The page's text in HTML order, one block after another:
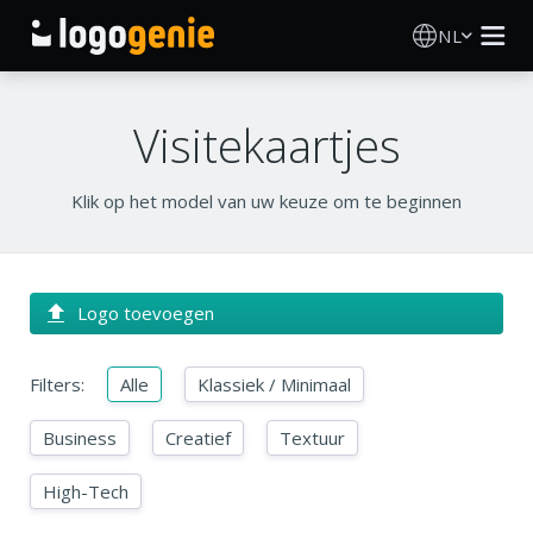
NL
AI logogenerator
Gedrukte producten
Blog
Visitekaartjes
Klik op het model van uw keuze om te beginnen
Logo toevoegen
Filters: Alle Klassiek / Minimaal
Business Creatief Textuur
High-Tech